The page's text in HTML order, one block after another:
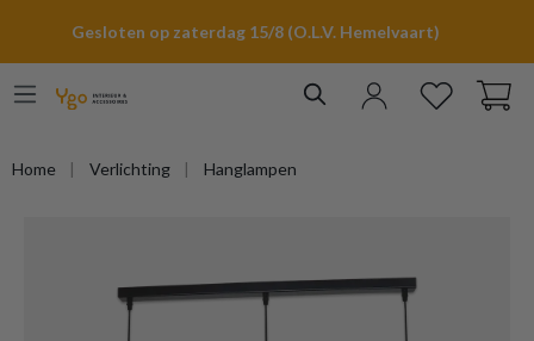
Gesloten op zaterdag 15/8 (O.L.V. Hemelvaart)
Home Verlichting Hanglampen